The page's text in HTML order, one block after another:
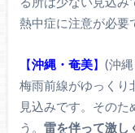
熱中症に注意が必要
【沖縄・奄美】 (沖
梅雨前線がゆっくり
見込みです。そのた
う。 雷を伴って激し